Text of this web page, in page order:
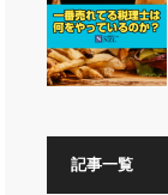
記事一覧